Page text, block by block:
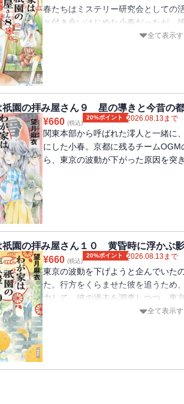
春たちはミステリー研究会としての
と付き合いはじめた小春だったが、
く、目も合わせてくれない。さらに
全て表示
祇園の拝み屋さん９ 星の導きと今昔の都
¥660 (税込)
20%ポイント 2026.08.13まで
関東本部から呼ばれた澪人と一緒に
にした小春。京都に残るチーム
ら、東京の波動が下がった原因を突
祇園の拝み屋さん１０ 黄昏時に浮かぶ影
¥660 (税込)
20%ポイント 2026.08.13まで
東京の波動を下げようと企んでいた
た。行方をくらませた彼を追うため
力して、彼の過去を調査しつつ、東
に。神社を回る中で、小春たちは強
全て表示